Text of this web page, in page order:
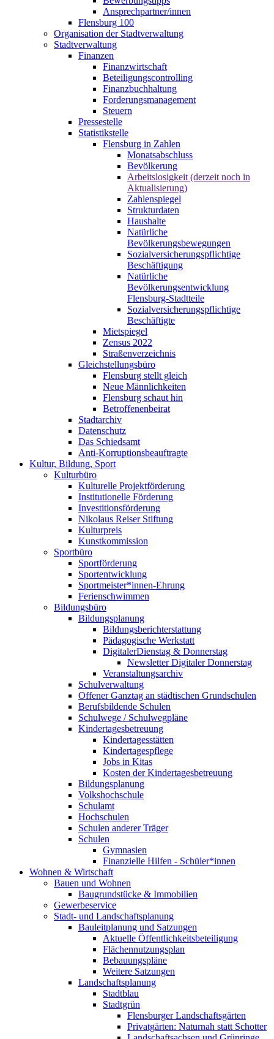
Ansprechpartner/innen
Flensburg 100
Organisation der Stadtverwaltung
Stadtverwaltung
Finanzen
Finanzwirtschaft
Beteiligungscontrolling
Finanzbuchhaltung
Forderungsmanagement
Steuern
Pressestelle
Statistikstelle
Flensburg in Zahlen
Monatsabschluss
Bevölkerung
Arbeitslosigkeit (derzeit noch in
Aktualisierung)
Zahlenspiegel
Strukturdaten
Haushalte
Natürliche
Bevölkerungsbewegungen
Sozialversicherungspflichtige
Beschäftigung
Natürliche
Bevölkerungsentwicklung
Flensburg-Stadtteile
Sozialversicherungspflichtige
Beschäftigte
Mietspiegel
Zensus 2022
Straßenverzeichnis
Gleichstellungsbüro
Flensburg stellt gleich
Neue Männlichkeiten
Flensburg schaut hin
Betroffenenbeirat
Stadtarchiv
Datenschutz
Das Schiedsamt
Anti-Korruptionsbeauftragte
Kultur, Bildung, Sport
Kulturbüro
Kulturelle Projektförderung
Institutionelle Förderung
Investitionsförderung
Nikolaus Reiser Stiftung
Kulturpreis
Kunstkommission
Sportbüro
Sportförderung
Sportentwicklung
Sportmeister*innen-Ehrung
Ferienschwimmen
Bildungsbüro
Bildungsplanung
Bildungsberichterstattung
Pädagogische Werkstatt
DigitalerDienstag & Donnerstag
Newsletter Digitaler Donnerstag
Veranstaltungsarchiv
Schulverwaltung
Offener Ganztag an städtischen Grundschulen
Berufsbildende Schulen
Schulwege / Schulwegpläne
Kindertagesbetreuung
Kindertagesstätten
Kindertagespflege
Jobs in Kitas
Kosten der Kindertagesbetreuung
Bildungsplanung
Volkshochschule
Schulamt
Hochschulen
Schulen anderer Träger
Schulen
Gymnasien
Finanzielle Hilfen - Schüler*innen
Wohnen & Wirtschaft
Bauen und Wohnen
Baugrundstücke & Immobilien
Gewerbeservice
Stadt- und Landschaftsplanung
Bauleitplanung und Satzungen
Aktuelle Öffentlichkeitsbeteiligung
Flächennutzungsplan
Bebauungspläne
Weitere Satzungen
Landschaftsplanung
Stadtblau
Stadtgrün
Flensburger Landschaftsgärten
Privatgärten: Naturnah statt Schotter